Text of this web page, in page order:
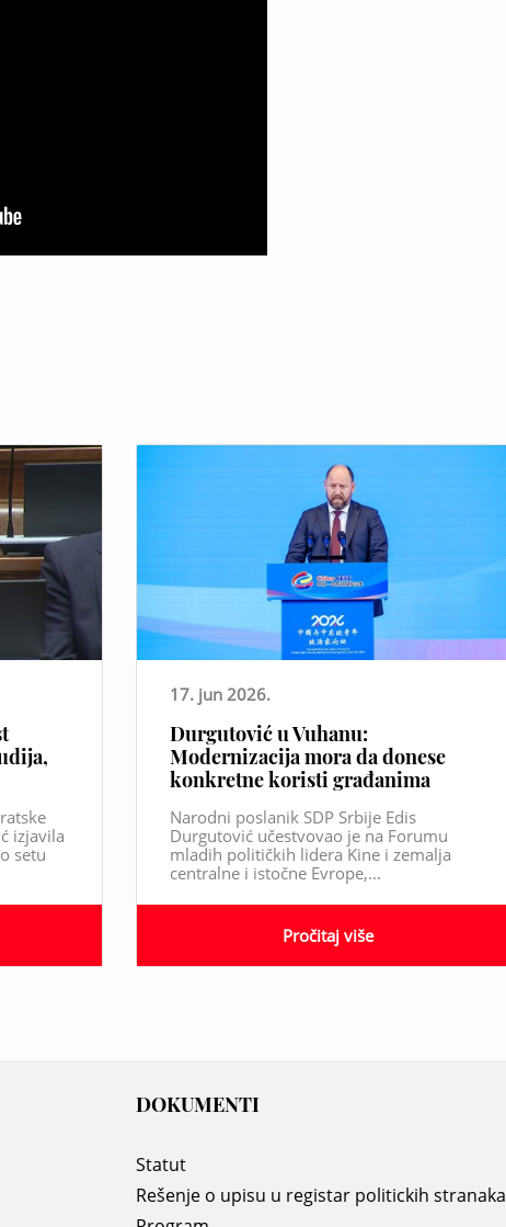
izjavila
setu
17. jun 2026.
Durgutović u Vuhanu:
Modernizacija mora da donese
konkretne koristi građanima
Narodni poslanik SDP Srbije Edis
Durgutović učestvovao je na Forumu
mladih političkih lidera Kine i zemalja
centralne i istočne Evrope,...
Pročitaj više
DOKUMENTI
Statut
Rešenje o upisu u registar politickih stranaka